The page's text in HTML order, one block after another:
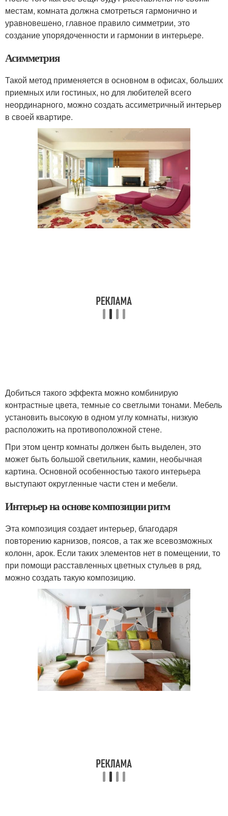
местам, комната должна смотреться гармонично и
уравновешено, главное правило симметрии, это
создание упорядоченности и гармонии в интерьере.
Асимметрия
Такой метод применяется в основном в офисах, больших
приемных или гостиных, но для любителей всего
неординарного, можно создать ассиметричный интерьер
в своей квартире.
Добиться такого эффекта можно комбинирую
контрастные цвета, темные со светлыми тонами. Мебель
установить высокую в одном углу комнаты, низкую
расположить на противоположной стене.
При этом центр комнаты должен быть выделен, это
может быть большой светильник, камин, необычная
картина. Основной особенностью такого интерьера
выступают округленные части стен и мебели.
Интерьер на основе композиции ритм
Эта композиция создает интерьер, благодаря
повторению карнизов, поясов, а так же всевозможных
колонн, арок. Если таких элементов нет в помещении, то
при помощи расставленных цветных стульев в ряд,
можно создать такую композицию.